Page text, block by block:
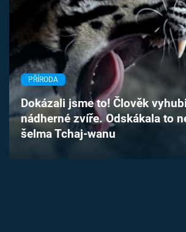
Témata
Pořady
TV Program
Časopis
Sledujte prima+
PŘÍRODA
Dokázali jsme to! Člověk
nádherné zvíře. Odskákala to
šelma Tchaj-wanu